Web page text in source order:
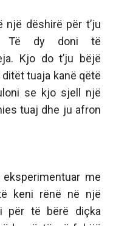
dëshirë për t’ju
Të dy doni të
Kjo do t’ju bëjë
tuaja kanë qëtë
se kjo sjell një
tuaj dhe ju afron
me
keni rënë në një
për të bërë diçka